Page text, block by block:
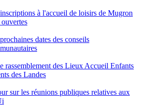
à l'accueil de loisirs de Mugron
dates des conseils
rassemblement des Lieux Accueil Enfants
des Landes
sur les réunions publiques relatives aux